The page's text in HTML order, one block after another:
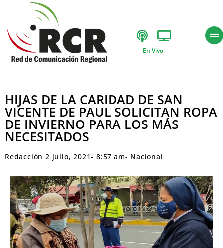
En Vivo
HIJAS DE LA CARIDAD DE SAN
VICENTE DE PAUL SOLICITAN ROPA
DE INVIERNO PARA LOS MÁS
NECESITADOS
Redacción 2 julio, 2021- 8:57 am- Nacional